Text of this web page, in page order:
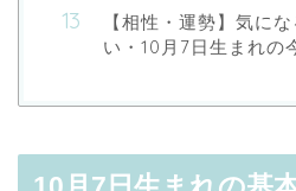
【相性・運勢】気に
い・10月7日生まれの